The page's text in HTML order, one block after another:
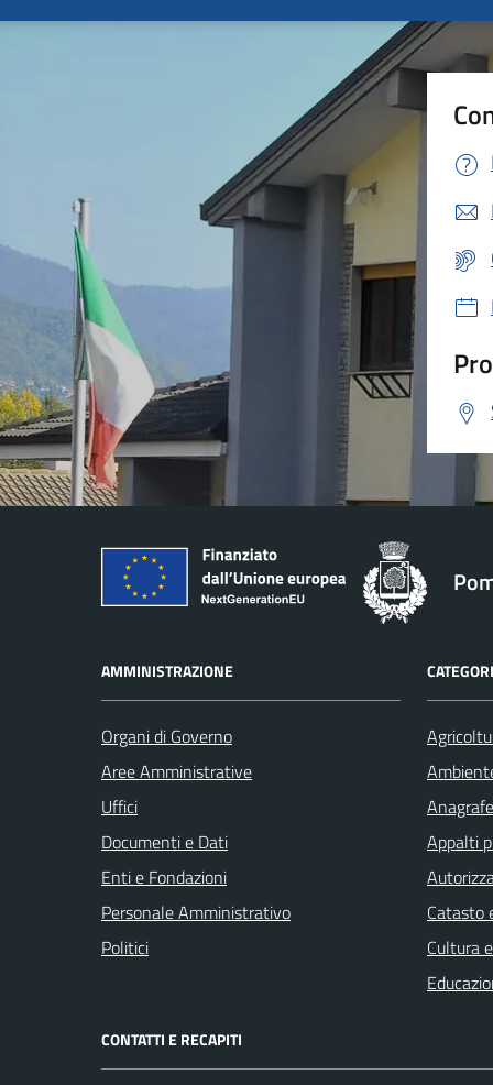
AMMINISTRAZIONE
Organi di Governo
Aree Amministrative
Uffici
Documenti e Dati
Enti e Fondazioni
Personale Amministrativo
Politici
Appalti
Catasto
Cultura
CONTATTI E RECAPITI